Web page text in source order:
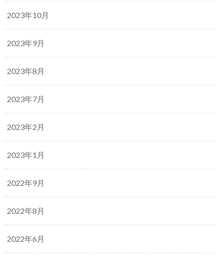
2023年10月
2023年9月
2023年8月
2023年7月
2023年2月
2023年1月
2022年9月
2022年8月
2022年6月